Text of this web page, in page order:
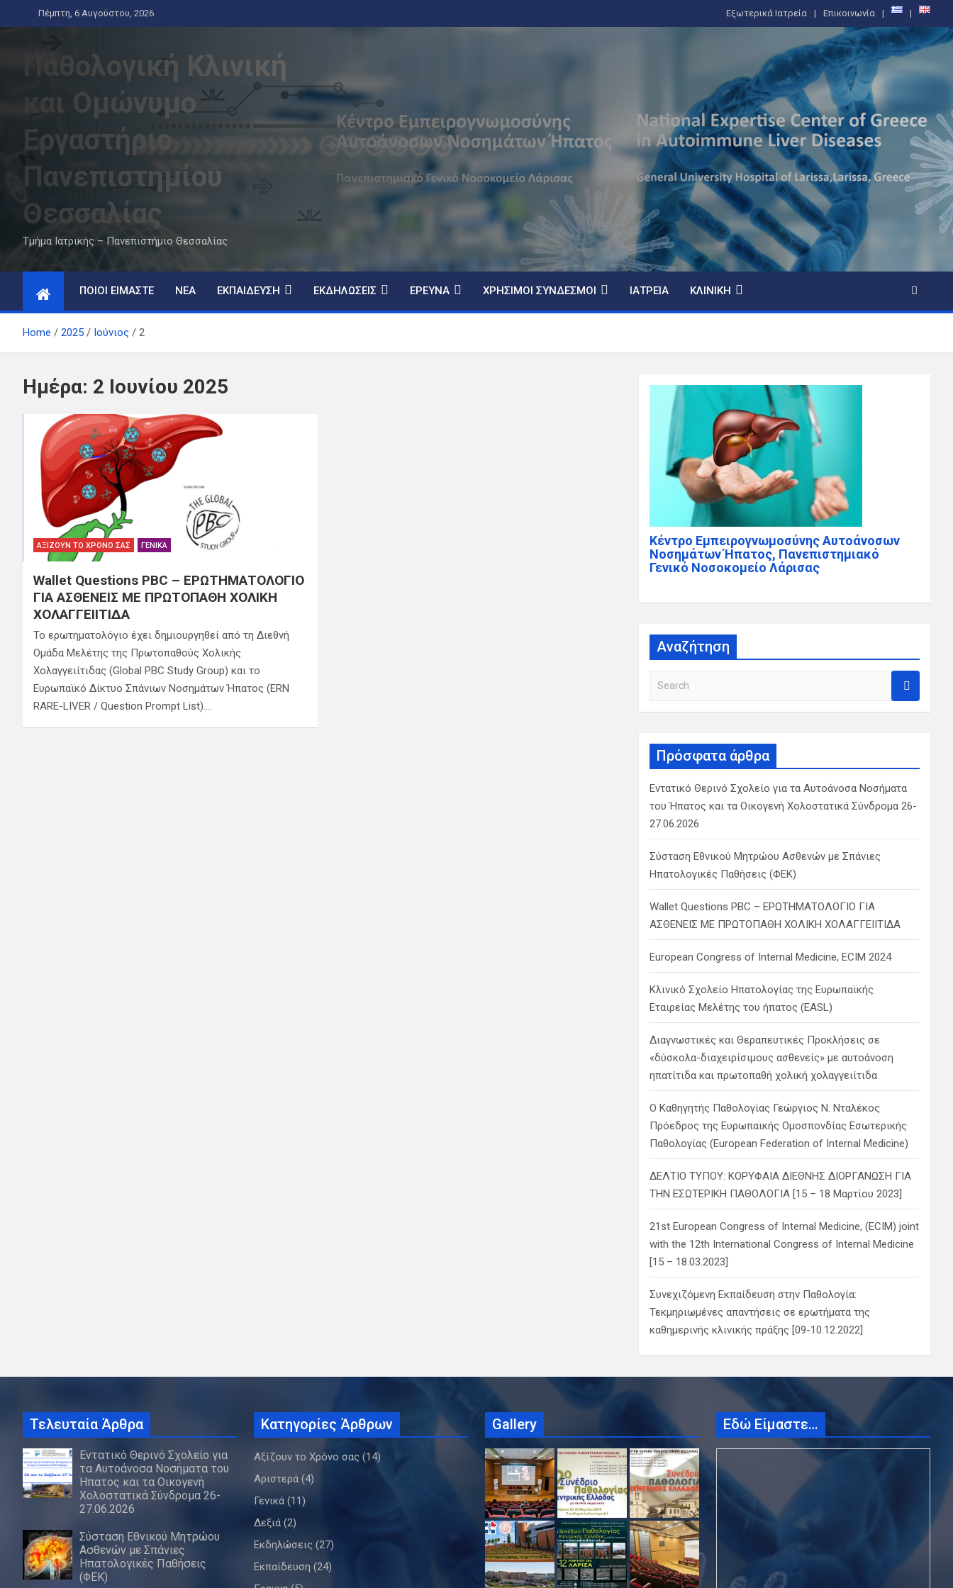
to
Πέμπτη, 6 Αυγούστου, 2026 Εξωτερικά Ιατρεία Επικοινωνία
Παθολογική Κλινική
και Ομώνυμο
Εργαστήριο
Πανεπιστημίου
Θεσσαλίας
Τμήμα Ιατρικής – Πανεπιστήμιο Θεσσαλίας
ΠΟΙΟΊ ΕΊΜΑΣΤΕ ΝΈΑ ΕΚΠΑΊΔΕΥΣΗ ΕΚΔΗΛΏΣΕΙΣ ΈΡΕΥΝΑ ΧΡΉΣΙΜΟΙ ΣΎΝΔΕΣΜΟΙ ΙΑΤΡΕΊΑ ΚΛΙΝΙΚΉ
Home 2025 Ιούνιος 2
Ημέρα: 2 Ιουνίου 2025
ΑΞΊΖΟΥΝ ΤΟ ΧΡΌΝΟ ΣΑΣ ΓΕΝΙΚΆ
Wallet Questions PBC – ΕΡΩΤΗΜΑΤΟΛΟΓΙΟ
ΓΙΑ ΑΣΘΕΝΕΙΣ ΜΕ ΠΡΩΤΟΠΑΘΗ ΧΟΛΙΚΗ
ΧΟΛΑΓΓΕΙΙΤΙΔΑ
Το ερωτηματολόγιο έχει δημιουργηθεί από τη Διεθνή
Ομάδα Μελέτης της Πρωτοπαθούς Χολικής
Χολαγγειίτιδας (Global PBC Study Group) και το
Ευρωπαϊκό Δίκτυο Σπάνιων Νοσημάτων Ήπατος (ERN
RARE-LIVER / Question Prompt List).…
Κέντρο Εμπειρογνωμοσύνης Αυτοάνοσων
Νοσημάτων Ήπατος, Πανεπιστημιακό
Γενικό Νοσοκομείο Λάρισας
Αναζήτηση
a
h
Πρόσφατα άρθρα
Εντατικό Θερινό Σχολείο για τα Αυτοάνοσα Νοσήματα
του Ήπατος και τα Οικογενή Χολοστατικά Σύνδρομα 26-
27.06.2026
Σύσταση Εθνικού Μητρώου Ασθενών με Σπάνιες
Ηπατολογικές Παθήσεις (ΦΕΚ)
Wallet Questions PBC – ΕΡΩΤΗΜΑΤΟΛΟΓΙΟ ΓΙΑ
ΑΣΘΕΝΕΙΣ ΜΕ ΠΡΩΤΟΠΑΘΗ ΧΟΛΙΚΗ ΧΟΛΑΓΓΕΙΙΤΙΔΑ
European Congress of Internal Medicine, ECIM 2024
Κλινικό Σχολείο Ηπατολογίας της Ευρωπαϊκής
Εταιρείας Μελέτης του ήπατος (EASL)
Διαγνωστικές και Θεραπευτικές Προκλήσεις σε
«δύσκολα-διαχειρίσιμους ασθενείς» με αυτοάνοση
ηπατίτιδα και πρωτοπαθή χολική χολαγγειίτιδα
Ο Καθηγητής Παθολογίας Γεώργιος Ν. Νταλέκος
Πρόεδρος της Ευρωπαϊκής Ομοσπονδίας Εσωτερικής
Παθολογίας (European Federation of Internal Medicine)
ΔΕΛΤΙΟ ΤΥΠΟΥ: ΚΟΡΥΦΑΙΑ ΔΙΕΘΝΗΣ ΔΙΟΡΓΑΝΩΣΗ ΓΙΑ
ΤΗΝ ΕΣΩΤΕΡΙΚΗ ΠΑΘΟΛΟΓΙΑ [15 – 18 Μαρτίου 2023]
21st European Congress of Internal Medicine, (ECIM) joint
with the 12th International Congress of Internal Medicine
[15 – 18.03.2023]
Συνεχιζόμενη Εκπαίδευση στην Παθολογία:
Τεκμηριωμένες απαντήσεις σε ερωτήματα της
καθημερινής κλινικής πράξης [09-10.12.2022]
Τελευταία Άρθρα
Εντατικό Θερινό Σχολείο για
τα Αυτοάνοσα Νοσήματα του
Ήπατος και τα Οικογενή
Χολοστατικά Σύνδρομα 26-
27.06.2026
Σύσταση Εθνικού Μητρώου
Ασθενών με Σπάνιες
Ηπατολογικές Παθήσεις
(ΦΕΚ)
Κατηγορίες Άρθρων
Αξίζουν το Χρόνο σας (14)
Αριστερά (4)
Γενικά (11)
Δεξιά (2)
Εκδηλώσεις (27)
Εκπαίδευση (24)
Gallery Εδώ Είμαστε…